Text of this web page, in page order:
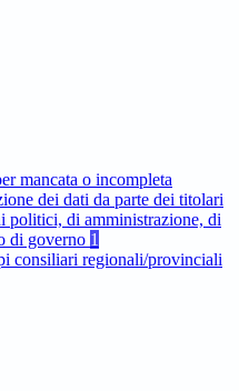
mancata o incompleta
dei dati da parte dei titolari
politici, di amministrazione, di
di governo 1
consiliari regionali/provinciali